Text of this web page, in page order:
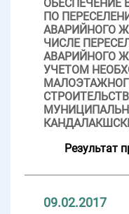
ОБЕСПЕЧЕНИЕ
ПО
АВАРИЙНОГО
ЧИСЛЕ
АВАРИЙНОГО
УЧЕТОМ
Результат
09.02.2017